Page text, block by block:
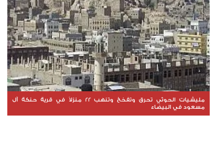
مليشيات الحوثي تحرق وتفخخ وتنهب 22 منزلاً في قرية حنكة آل
مسعود في البيضاء